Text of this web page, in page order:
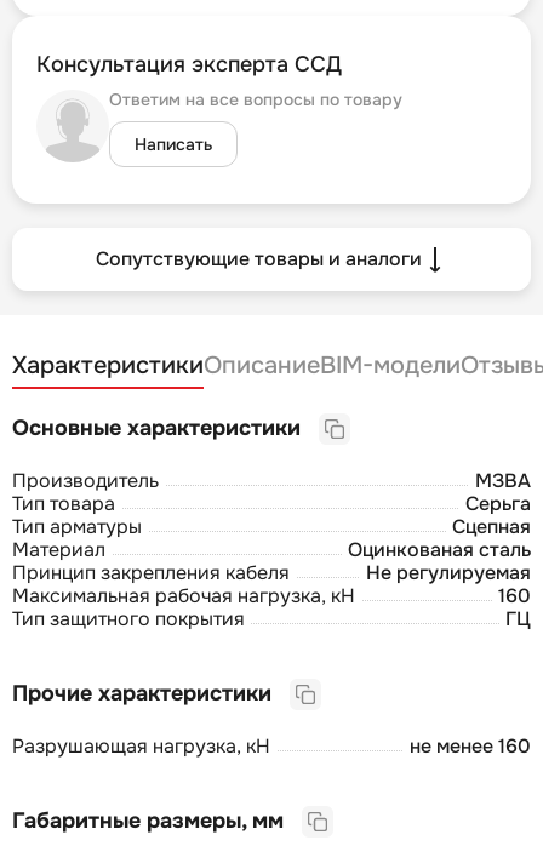
Консультация эксперта ССД
Ответим на все вопросы по товару
Написать
Сопутствующие товары и аналоги
ХарактеристикиОписаниеBIM-модели
Основные характеристики
Производитель
МЗВА
Тип товара
Серьга
Тип арматуры
Сцепная
Материал
Оцинкованая сталь
Принцип закрепления кабеля
Не регулируемая
Максимальная рабочая нагрузка, кН
160
Тип защитного покрытия
ГЦ
Прочие характеристики
Разрушающая нагрузка, кН не менее 160
Габаритные размеры, мм